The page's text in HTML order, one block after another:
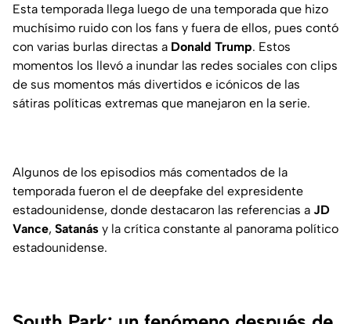
Esta temporada llega luego de una temporada que hizo
muchísimo ruido con los fans y fuera de ellos, pues contó
con varias burlas directas a Donald Trump. Estos
momentos los llevó a inundar las redes sociales con clips
de sus momentos más divertidos e icónicos de las
sátiras políticas extremas que manejaron en la serie.
Algunos de los episodios más comentados de la
temporada fueron el de deepfake del expresidente
estadounidense, donde destacaron las referencias a JD
Vance, Satanás y la crítica constante al panorama político
estadounidense.